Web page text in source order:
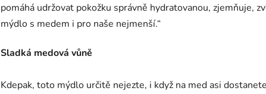
pomáhá udržovat pokožku správně hydratovanou, zjemňuje,
mýdlo s medem i pro naše nejmenší.“
Sladká medová vůně
Kdepak, toto mýdlo určitě nejezte, i když na med asi